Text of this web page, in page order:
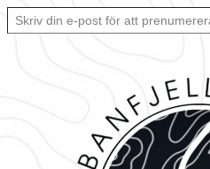
Hoppa
Skriv din e-post för att prenumerera på bloggen… Ett enkelt sätt att hålla sig uppdaterad automatiskt.